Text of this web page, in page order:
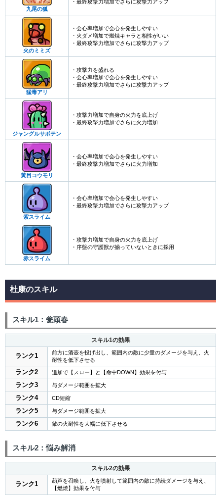
九尾の狐
・最終攻撃力増加でさらに攻撃力アップ
火のミミズ
・会心率増加で会心を発生しやすい
・火ダメ増加で燃焼キャラと相性がいい
・最終攻撃力増加でさらに攻撃力アップ
猛毒アリ
・攻撃力を盛れる
・会心率増加で会心を発生しやすい
・最終攻撃力増加でさらに攻撃力アップ
ジャングルサボテン
・攻撃力増加で自身の火力を底上げ
・最終攻撃力増加でさらに火力増加
黄目コウモリ
・会心率増加で会心を発生しやすい
・最終攻撃力増加でさらに火力増加
紫スライム
・会心率増加で会心を発生しやすい
・最終攻撃力増加でさらに攻撃力アップ
赤スライム
・攻撃力増加で自身の火力を底上げ
・序盤の守護獣が揃っていないときに採用
杜康のスキル
スキル1：瓮頭春
スキル1の効果
ランク1
前方に酒壺を投げ出し、範囲内の敵に少量のダメージを与え、火
耐性を低下させる
ランク2 追加で【スロー】と【命中DOWN】効果を付与
ランク3 与ダメージ範囲を拡大
ランク4 CD短縮
ランク5 与ダメージ範囲を拡大
ランク6 敵の火耐性を大幅に低下させる
スキル2：悩み解消
スキル2の効果
ランク1
葫芦を召喚し、火を噴射して範囲内の敵に持続ダメージを与え、
【燃焼】効果を付与